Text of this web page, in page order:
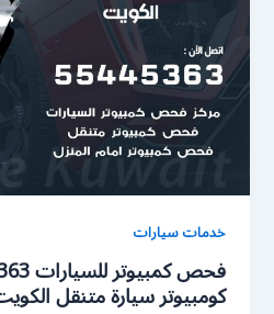
خدمات سيارات
كومبيوتر سيارة متنقل